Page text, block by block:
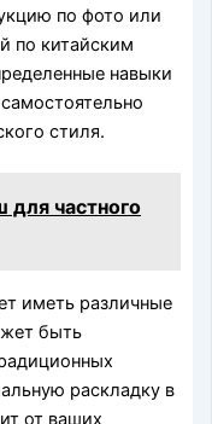
по фото или
по китайским
навыки
стиля.
частного
иметь различные
быть
раскладку в
от ваших